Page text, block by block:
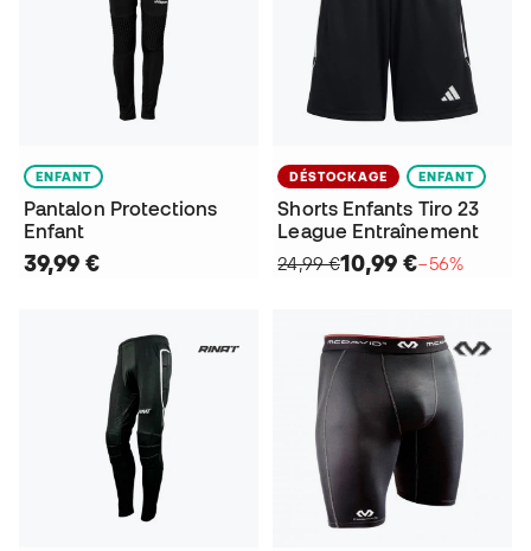
ENFANT
Pantalon Protections
Enfant
39,99 €
DÉSTOCKAGE ENFANT
Shorts Enfants Tiro 23
League Entraînement
24,99 €10,99 €−56%